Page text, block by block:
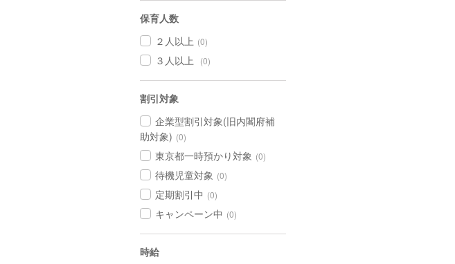
保育人数
２人以上 (0)
３人以上 (0)
割引対象
企業型割引対象(旧内閣府補
助対象) (0)
東京都一時預かり対象 (0)
待機児童対象 (0)
定期割引中 (0)
キャンペーン中 (0)
時給